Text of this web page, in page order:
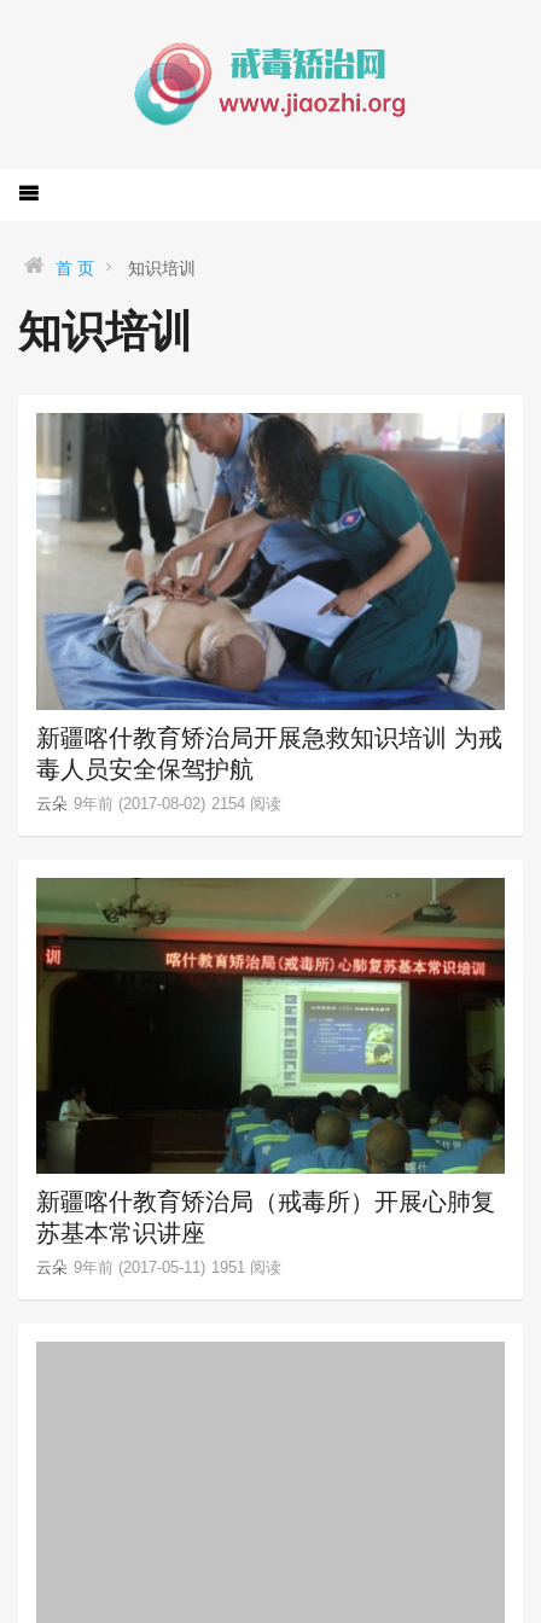
首 页 知识培训
知识培训
新疆喀什教育矫治局开展急救知识培训 为戒
毒人员安全保驾护航
云朵 9年前 (2017-08-02) 2154 阅读
新疆喀什教育矫治局（戒毒所）开展心肺复
苏基本常识讲座
云朵 9年前 (2017-05-11) 1951 阅读